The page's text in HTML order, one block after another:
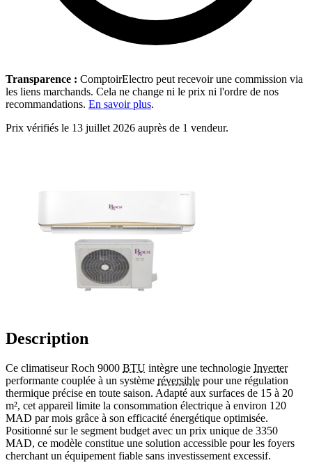
Transparence : ComptoirElectro peut recevoir une commission via
les liens marchands. Cela ne change ni le prix ni l'ordre de nos
recommandations. En savoir plus.
Prix vérifiés le 13 juillet 2026 auprès de 1 vendeur.
Description
Ce climatiseur Roch 9000 BTU intègre une technologie Inverter
performante couplée à un système réversible pour une régulation
thermique précise en toute saison. Adapté aux surfaces de 15 à 20
m², cet appareil limite la consommation électrique à environ 120
MAD par mois grâce à son efficacité énergétique optimisée.
Positionné sur le segment budget avec un prix unique de 3350
MAD, ce modèle constitue une solution accessible pour les foyers
cherchant un équipement fiable sans investissement excessif.